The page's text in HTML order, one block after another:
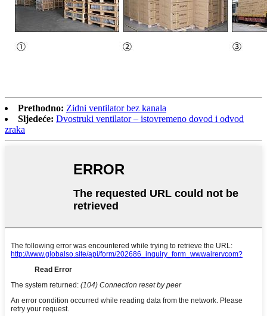
Prethodno: Zidni ventilator bez kanala
Sljedeće: Dvostruki ventilator – istovremeno dovod i odvod
zraka